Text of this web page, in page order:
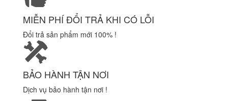
MIỄN PHÍ ĐỔI TRẢ KHI CÓ LỖI
Đổi trả sản phẩm mới 100% !
BẢO HÀNH TẬN NƠI
Dịch vụ bảo hành tận nơi !